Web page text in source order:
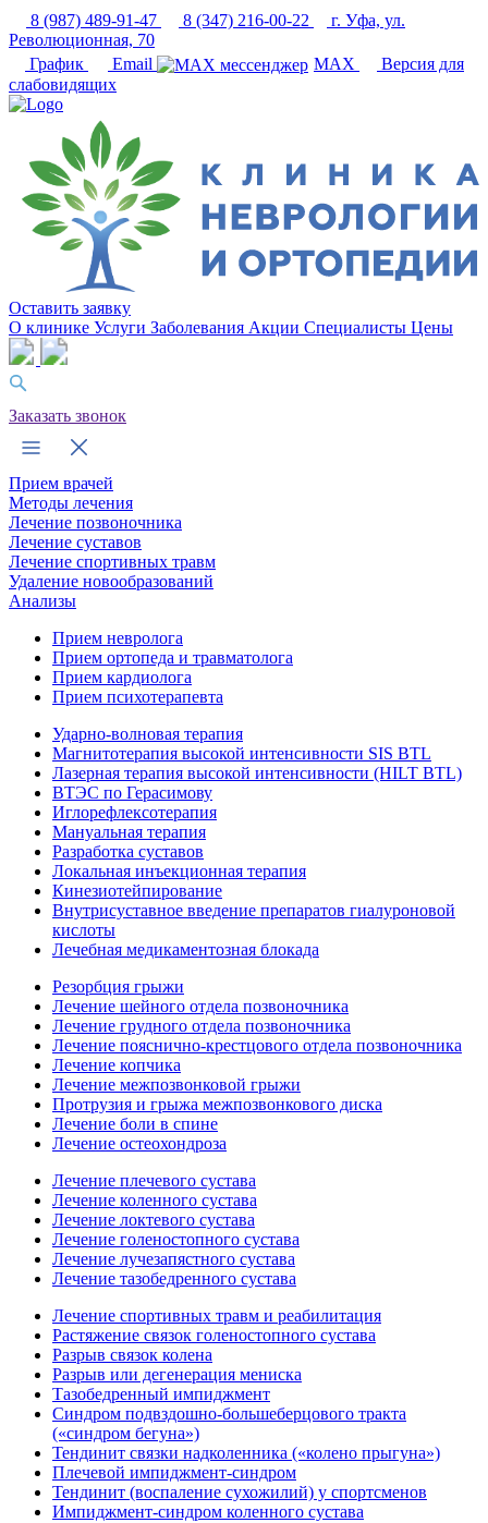
8 (987) 489-91-47 8 (347) 216-00-22
г. Уфа, ул.
Революционная, 70
График
Email MAX
Версия для
слабовидящих
Оставить заявку
О клинике Услуги Заболевания Акции Специалисты Цены
Заказать звонок
Прием врачей
Методы лечения
Лечение позвоночника
Лечение суставов
Лечение спортивных травм
Удаление новообразований
Анализы
Прием невролога
Прием ортопеда и травматолога
Прием кардиолога
Прием психотерапевта
Ударно-волновая терапия
Магнитотерапия высокой интенсивности SIS BTL
Лазерная терапия высокой интенсивности (HILT BTL)
ВТЭС по Герасимову
Иглорефлексотерапия
Мануальная терапия
Разработка суставов
Локальная инъекционная терапия
Кинезиотейпирование
Внутрисуставное введение препаратов гиалуроновой
кислоты
Лечебная медикаментозная блокада
Резорбция грыжи
Лечение шейного отдела позвоночника
Лечение грудного отдела позвоночника
Лечение пояснично-крестцового отдела позвоночника
Лечение копчика
Лечение межпозвонковой грыжи
Протрузия и грыжа межпозвонкового диска
Лечение боли в спине
Лечение остеохондроза
Лечение плечевого сустава
Лечение коленного сустава
Лечение локтевого сустава
Лечение голеностопного сустава
Лечение лучезапястного сустава
Лечение тазобедренного сустава
Лечение спортивных травм и реабилитация
Растяжение связок голеностопного сустава
Разрыв связок колена
Разрыв или дегенерация мениска
Тазобедренный импиджмент
Синдром подвздошно-большеберцового тракта
(«синдром бегуна»)
Тендинит связки надколенника («колено прыгуна»)
Плечевой импиджмент-синдром
Тендинит (воспаление сухожилий) у спортсменов
Импиджмент-синдром коленного сустава